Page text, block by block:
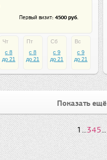
Первый визит: 4500 руб.
Чт
c 8
до 21
Пт
c 8
до 21
Сб
c 9
до 21
Вс
c 9
до 21
Показать
1...345...